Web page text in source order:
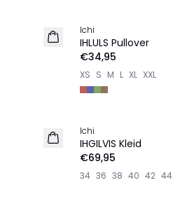
NEU
Ichi
IHLULS Pullover
€34,95
XS S M L XL XXL
NEU
Ichi
IHGILVIS Kleid
€69,95
34 36 38 40 42 44